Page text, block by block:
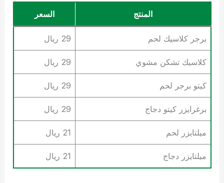
المنتج
السعر
برجر كلاسيك لحم 29 ريال
كلاسيك تشكن مشوي 29 ريال
كيتو برجر لحم 29 ريال
برغرايزر كيتو دجاج 29 ريال
ميلتايزر لحم 21 ريال
ميلتايزر دجاج 21 ريال